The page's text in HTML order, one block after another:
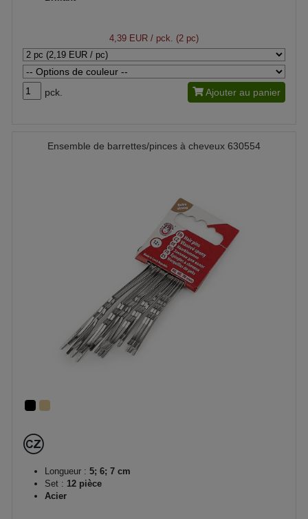
4,39 EUR / pck. (2 pc)
pck. Ajouter au panier
Ensemble de barrettes/pinces à cheveux 630554
Longueur : 5; 6; 7 cm
Set : 12 pièce
Acier